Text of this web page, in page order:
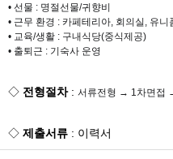
• 선물 : 명절선물/귀향비
• 근무 환경 : 카페테리아, 회의실, 유
• 교육/생활 : 구내식당(중식제공)
• 출퇴근 : 기숙사 운영
◇ 전형절차: 서류전형 → 1차면접
◇ 제출서류 : 이력서